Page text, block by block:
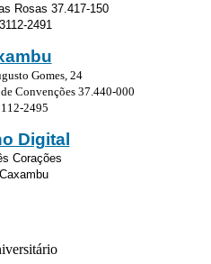
Rosas 37.417-150
2491
Gomes, 24
Convenções 37.440-000
2495
Digital
Corações